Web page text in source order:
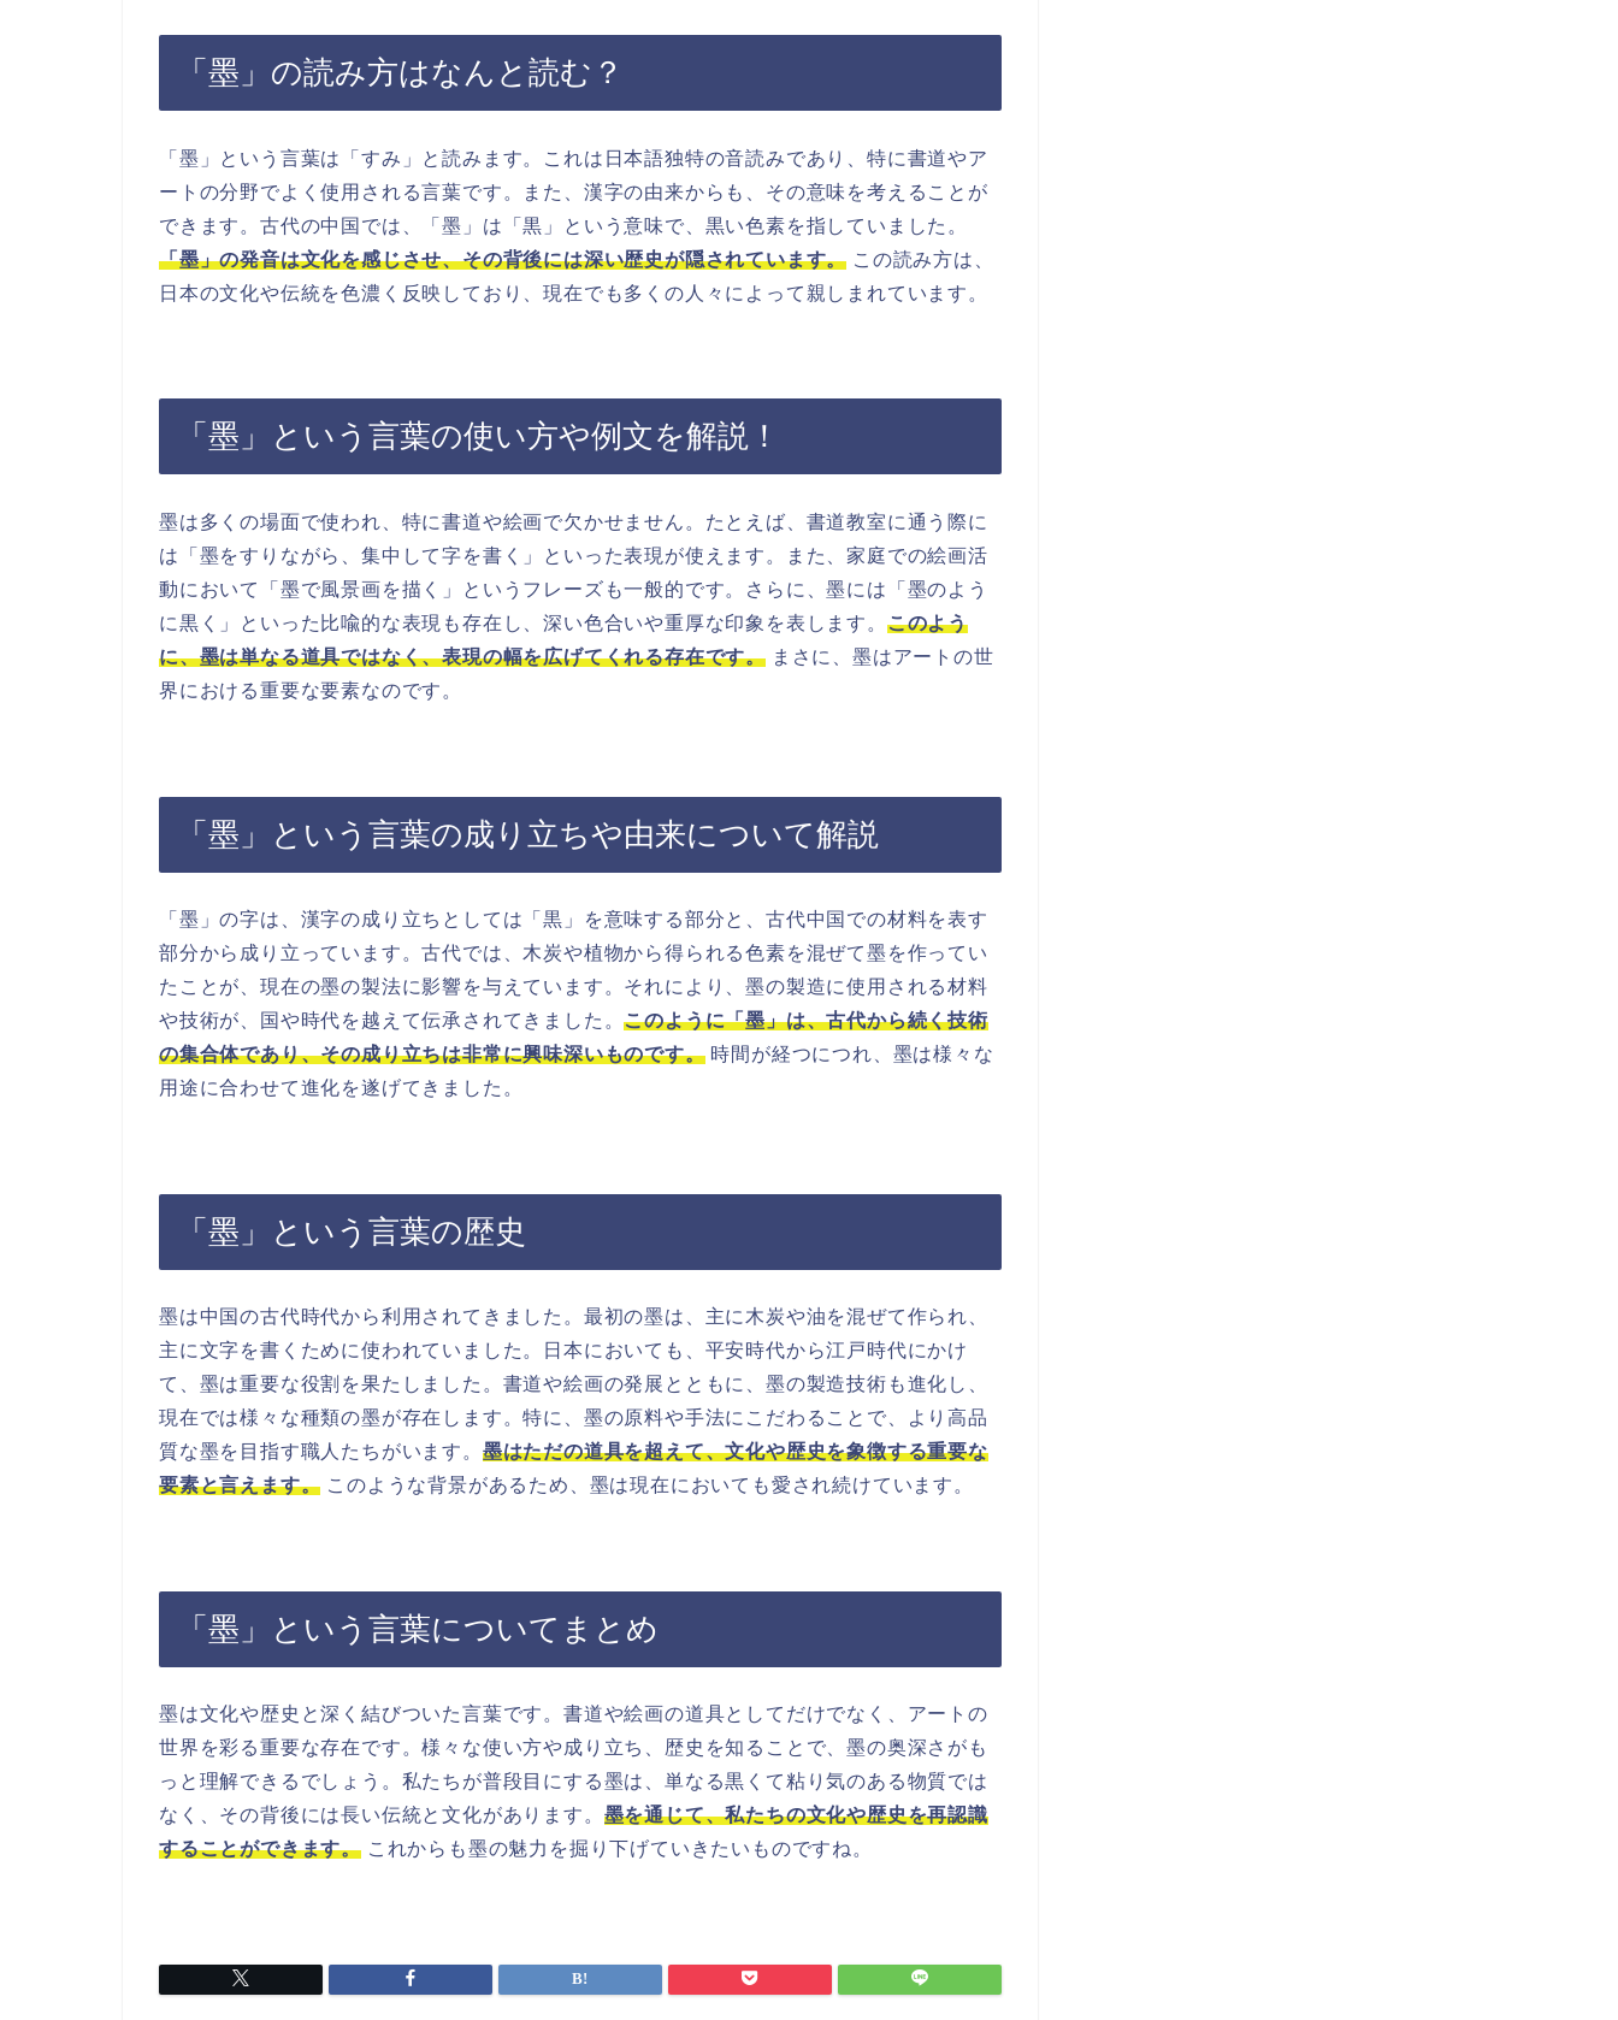
「墨」の読み方はなんと読む？
「墨」という言葉は「すみ」と読みます。これは日本語独特の音読みであり、特に書道やア
ートの分野でよく使用される言葉です。また、漢字の由来からも、その意味を考えることが
できます。古代の中国では、「墨」は「黒」という意味で、黒い色素を指していました。
「墨」の発音は文化を感じさせ、その背後には深い歴史が隠されています。 この読み方は、
日本の文化や伝統を色濃く反映しており、現在でも多くの人々によって親しまれています。
「墨」という言葉の使い方や例文を解説！
墨は多くの場面で使われ、特に書道や絵画で欠かせません。たとえば、書道教室に通う際に
は「墨をすりながら、集中して字を書く」といった表現が使えます。また、家庭での絵画活
動において「墨で風景画を描く」というフレーズも一般的です。さらに、墨には「墨のよう
に黒く」といった比喩的な表現も存在し、深い色合いや重厚な印象を表します。 このよう
に、墨は単なる道具ではなく、表現の幅を広げてくれる存在です。 まさに、墨はアートの世
界における重要な要素なのです。
「墨」という言葉の成り立ちや由来について解説
「墨」の字は、漢字の成り立ちとしては「黒」を意味する部分と、古代中国での材料を表す
部分から成り立っています。古代では、木炭や植物から得られる色素を混ぜて墨を作ってい
たことが、現在の墨の製法に影響を与えています。それにより、墨の製造に使用される材料
や技術が、国や時代を越えて伝承されてきました。このように「墨」は、古代から続く技術
の集合体であり、その成り立ちは非常に興味深いものです。時間が経つにつれ、墨は様々な
用途に合わせて進化を遂げてきました。
「墨」という言葉の歴史
墨は中国の古代時代から利用されてきました。最初の墨は、主に木炭や油を混ぜて作られ、
主に文字を書くために使われていました。日本においても、平安時代から江戸時代にかけ
て、墨は重要な役割を果たしました。書道や絵画の発展とともに、墨の製造技術も進化し、
現在では様々な種類の墨が存在します。特に、墨の原料や手法にこだわることで、より高品
質な墨を目指す職人たちがいます。 墨はただの道具を超えて、文化や歴史を象徴する重要な
要素と言えます。 このような背景があるため、墨は現在においても愛され続けています。
「墨」という言葉についてまとめ
墨は文化や歴史と深く結びついた言葉です。書道や絵画の道具としてだけでなく、アートの
世界を彩る重要な存在です。様々な使い方や成り立ち、歴史を知ることで、墨の奥深さがも
っと理解できるでしょう。私たちが普段目にする墨は、単なる黒くて粘り気のある物質では
なく、その背後には長い伝統と文化があります。 墨を通じて、私たちの文化や歴史を再認識
することができます。 これからも墨の魅力を掘り下げていきたいものですね。